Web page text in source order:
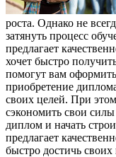
роста. Однако не
затянуть процесс
предлагает
хочет быстро
помогут вам
приобретение
своих целей. При
сэкономить свои
диплом и начать
предлагает
быстро достичь своих